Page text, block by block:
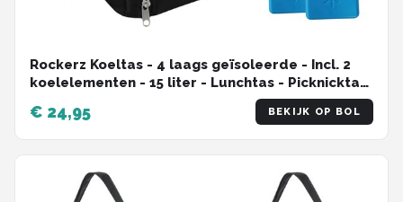
Rockerz Koeltas - 4 laags geïsoleerde - Incl. 2
koelelementen - 15 liter - Lunchtas - Picknicktas
- Capaciteit voor 24x 33 cl blikken of 12x 33 cl
flesjes - Slijtvast en duurzaam materiaal -
Waterdicht en vuilafstotend - kleur: Zwart
€ 24,95 BEKIJK OP BOL